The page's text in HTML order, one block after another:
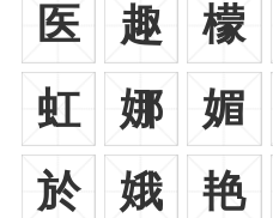
医
趣 檬
虹
娜 媚
於
娥 艳